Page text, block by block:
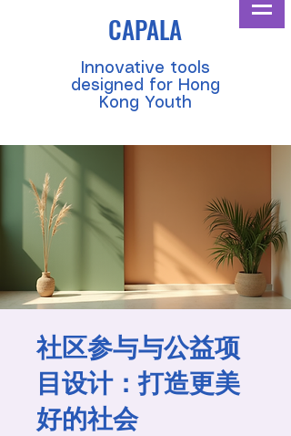
CAPALA
​Innovative tools
designed for Hong
Kong Youth
社区参与与公益项
目设计：打造更美
好的社会